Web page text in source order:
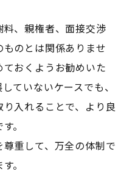
、親権者、面接交渉
のとは関係ありませ
おくようお勧めいた
ていないケースでも、
入れることで、より良
。
重して、万全の体制で
。